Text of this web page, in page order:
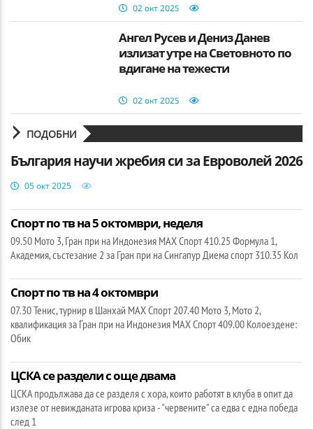
02 окт 2025
Ангел Русев и Дениз Данев
излизат утре на Световното по
вдигане на тежести
02 окт 2025
ПОДОБНИ
България научи жребия си за Евроволей 2026
05 окт 2025
Спорт по тв на 5 октомври, неделя
09.50 Мото 3, Гран при на Индонезия МАХ Спорт 410.25 Формула 1,
Академия, състезание 2 за Гран при на Сингапур Диема спорт 310.35 Кол
Спорт по тв на 4 октомври
07.30 Тенис, турнир в Шанхай МАХ Спорт 207.40 Мото 3, Мото 2,
квалификация за Гран при на Индонезия МАХ Спорт 409.00 Колоездене:
Обик
ЦСКА се раздели с още двама
ЦСКА продължава да се разделя с хора, които работят в клуба в опит да
излезе от невижданата игрова криза - "червените" са едва с една победа
след 1